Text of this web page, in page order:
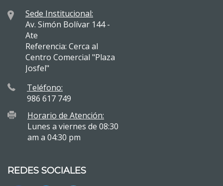
Sede Institucional:
Av. Simón Bolívar 144 -
Ate
Referencia: Cerca al
Centro Comercial "Plaza
Josfel"
Teléfono:
986 617 749
Horario de Atención:
Lunes a viernes de 08:30
am a 04:30 pm
REDES SOCIALES